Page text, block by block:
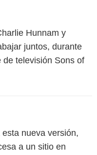
Hunnam y
juntos, durante
televisión Sons of
nueva versión,
a un sitio en